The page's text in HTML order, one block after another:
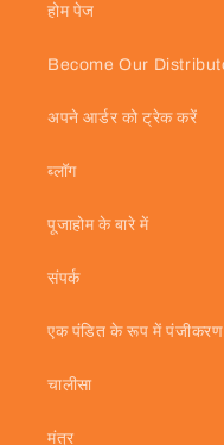
होम पेज
Become Our
अपने आर्डर को ट्रेक करें
ब्लॉग
पूजाहोम के बारे में
संपर्क
एक पंडित के रूप में
चालीसा
मंत्र